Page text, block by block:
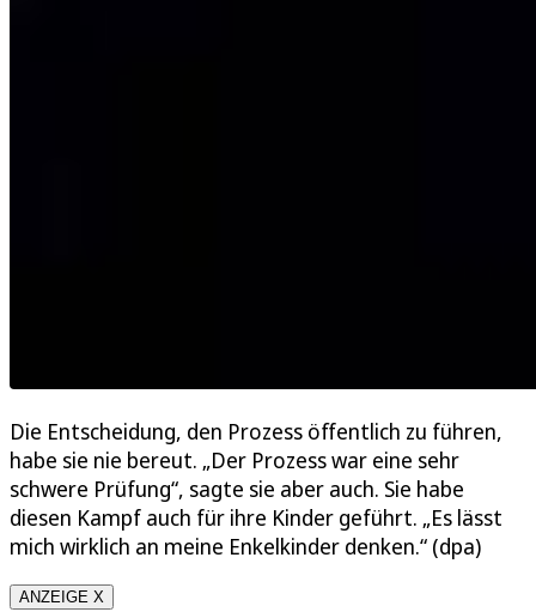
Die Entscheidung, den Prozess öffentlich zu führen,
habe sie nie bereut. „Der Prozess war eine sehr
schwere Prüfung“, sagte sie aber auch. Sie habe
diesen Kampf auch für ihre Kinder geführt. „Es lässt
mich wirklich an meine Enkelkinder denken.“ (dpa)
ANZEIGE X